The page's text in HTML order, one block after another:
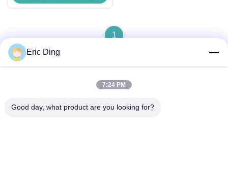
1
Eric Ding
7:24 PM
Good day, what product are you looking for?